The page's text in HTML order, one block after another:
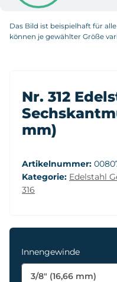
Das Bild ist beispielhaft für
können je gewählter Größe
Nr. 312
mm)
Artikelnummer:
Kategorie: Edelstahl
316
Innengewinde
3/8" (16,66 mm)